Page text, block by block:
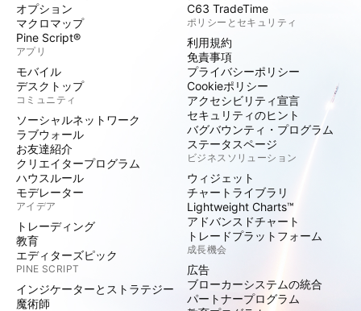
オプション
マクロマップ
Pine Script®
アプリ
モバイル
デスクトップ
コミュニティ
ソーシャルネットワーク
ラブウォール
お友達紹介
クリエイタープログラム
ハウスルール
モデレーター
アイデア
トレーディング
教育
エディターズピック
PINE SCRIPT
インジケーターとストラテジー
魔術師
C63 TradeTime
ポリシーとセキュリティ
利用規約
免責事項
プライバシーポリシー
Cookieポリシー
アクセシビリティ宣言
セキュリティのヒント
バグバウンティ・プログラム
ステータスページ
ビジネスソリューション
ウィジェット
チャートライブラリ
Lightweight Charts™
アドバンスドチャート
トレードプラットフォーム
成長機会
広告
ブローカーシステムの統合
パートナープログラム